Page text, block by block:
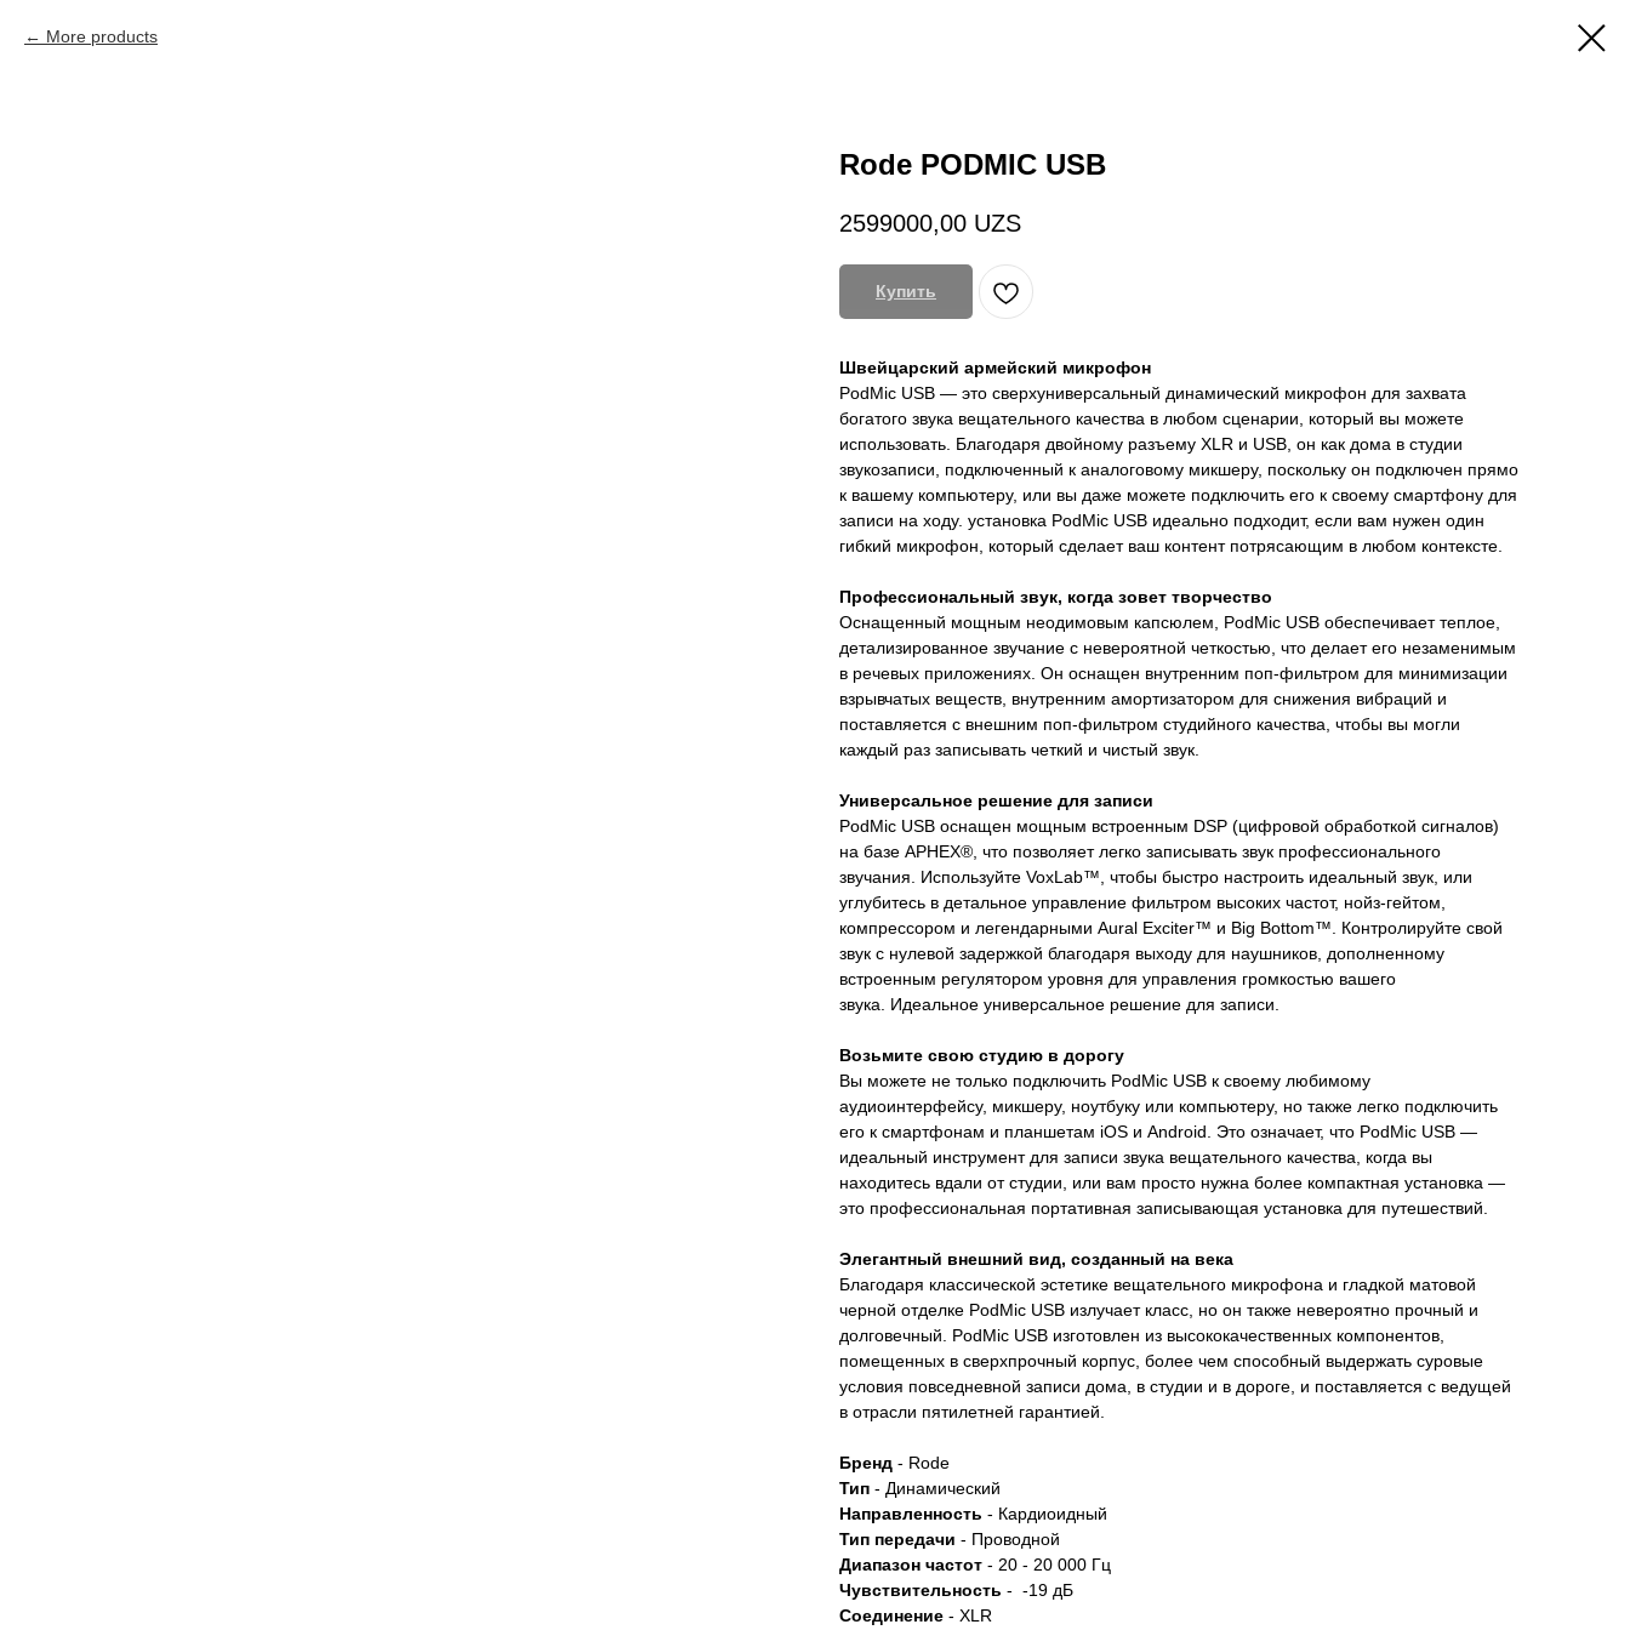
More products
Rode PODMIC USB
2599000,00 UZS
Купить
Швейцарский армейский микрофон
PodMic USB — это сверхуниверсальный динамический микрофон для захвата
богатого звука вещательного качества в любом сценарии, который вы можете
использовать. Благодаря двойному разъему XLR и USB, он как дома в студии
звукозаписи, подключенный к аналоговому микшеру, поскольку он подключен прямо
к вашему компьютеру, или вы даже можете подключить его к своему смартфону для
записи на ходу. установка PodMic USB идеально подходит, если вам нужен один
гибкий микрофон, который сделает ваш контент потрясающим в любом контексте.
Профессиональный звук, когда зовет творчество
Оснащенный мощным неодимовым капсюлем, PodMic USB обеспечивает теплое,
детализированное звучание с невероятной четкостью, что делает его незаменимым
в речевых приложениях. Он оснащен внутренним поп-фильтром для минимизации
взрывчатых веществ, внутренним амортизатором для снижения вибраций и
поставляется с внешним поп-фильтром студийного качества, чтобы вы могли
каждый раз записывать четкий и чистый звук.
Универсальное решение для записи
PodMic USB оснащен мощным встроенным DSP (цифровой обработкой сигналов)
на базе APHEX®, что позволяет легко записывать звук профессионального
звучания. Используйте VoxLab™, чтобы быстро настроить идеальный звук, или
углубитесь в детальное управление фильтром высоких частот, нойз-гейтом,
компрессором и легендарными Aural Exciter™ и Big Bottom™. Контролируйте свой
звук с нулевой задержкой благодаря выходу для наушников, дополненному
встроенным регулятором уровня для управления громкостью вашего
звука. Идеальное универсальное решение для записи.
Возьмите свою студию в дорогу
Вы можете не только подключить PodMic USB к своему любимому
аудиоинтерфейсу, микшеру, ноутбуку или компьютеру, но также легко подключить
его к смартфонам и планшетам iOS и Android. Это означает, что PodMic USB —
идеальный инструмент для записи звука вещательного качества, когда вы
находитесь вдали от студии, или вам просто нужна более компактная установка —
это профессиональная портативная записывающая установка для путешествий.
Элегантный внешний вид, созданный на века
Благодаря классической эстетике вещательного микрофона и гладкой матовой
черной отделке PodMic USB излучает класс, но он также невероятно прочный и
долговечный. PodMic USB изготовлен из высококачественных компонентов,
помещенных в сверхпрочный корпус, более чем способный выдержать суровые
условия повседневной записи дома, в студии и в дороге, и поставляется с ведущей
в отрасли пятилетней гарантией.
Бренд - Rode
Тип - Динамический
Направленность - Кардиоидный
Тип передачи - Проводной
Диапазон частот - 20 - 20 000 Гц
Чувствительность - -19 дБ
Соединение - XLR